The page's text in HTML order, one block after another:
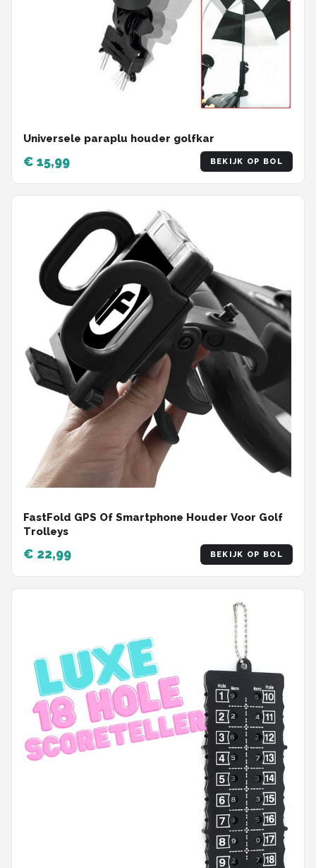
Universele paraplu houder golfkar
€ 15,99 BEKIJK OP BOL
FastFold GPS Of Smartphone Houder Voor Golf
Trolleys
€ 22,99 BEKIJK OP BOL